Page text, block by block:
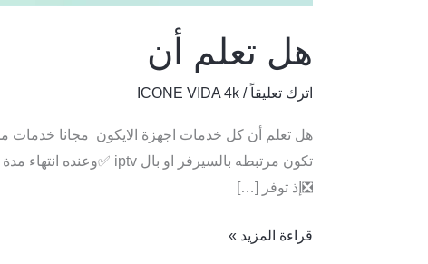
هل تعلم أن
اترك تعليقاً /
ICONE VIDA 4k
هل تعلم أن كل خدمات اجهزة الايكون مجانا خدمات
❎إذ توفر […]
قراءة المزيد »